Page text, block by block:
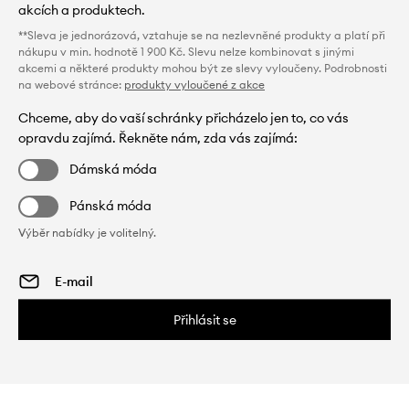
akcích a produktech.
**Sleva je jednorázová, vztahuje se na nezlevněné produkty a platí při
nákupu v min. hodnotě 1 900 Kč. Slevu nelze kombinovat s jinými
akcemi a některé produkty mohou být ze slevy vyloučeny. Podrobnosti
na webové stránce: produkty vyloučené z akce
Chceme, aby do vaší schránky přicházelo jen to, co vás
opravdu zajímá. Řekněte nám, zda vás zajímá:
Dámská móda
Pánská móda
Výběr nabídky je volitelný.
Přihlásit se